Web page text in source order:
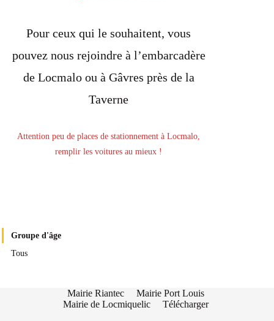
Pour ceux qui le souhaitent, vous
pouvez nous rejoindre à l’embarcadère
de Locmalo ou à Gâvres près de la
Taverne
Attention peu de places de stationnement à Locmalo,
remplir les voitures au mieux !
Groupe d'âge
Tous
Mairie Riantec
Mairie Port Louis
Mairie de Locmiquelic
Télécharger